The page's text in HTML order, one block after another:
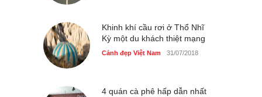
Khinh khí cầu rơi ở Thổ Nhĩ
Kỳ một du khách thiệt mạng
Cảnh đẹp Việt Nam 31/07/2018
4 quán cà phê hấp dẫn nhất